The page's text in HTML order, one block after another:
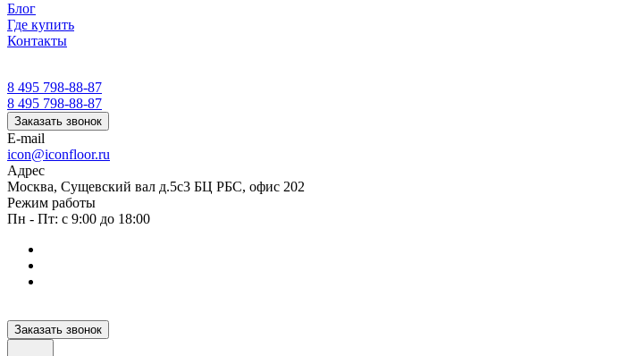
Блог
Где купить
Контакты
8 495 798-88-87
8 495 798-88-87
Заказать звонок
E-mail
icon@iconfloor.ru
Адрес
Москва, Сущевский вал д.5с3 БЦ РБС, офис 202
Режим работы
Пн - Пт: с 9:00 до 18:00
Заказать звонок